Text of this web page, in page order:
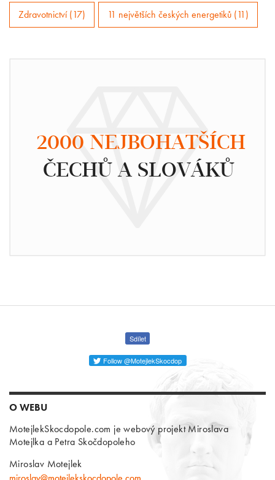
Zdravotnictví (17) 11 největších českých energetiků (11)
2000 NEJBOHATŠÍCH
ČECHŮ A SLOVÁKŮ
Sdílet
Follow @MotejlekSkocdop
O WEBU
MotejlekSkocdopole.com je webový projekt Miroslava
Motejlka a Petra Skočdopoleho
Miroslav Motejlek